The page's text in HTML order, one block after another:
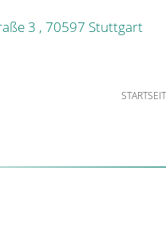
3 , 70597 Stuttgart